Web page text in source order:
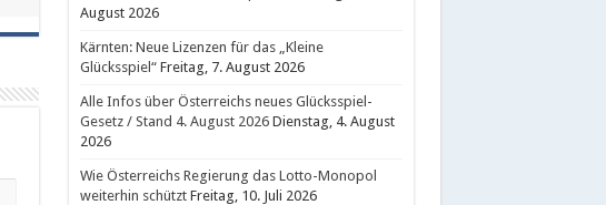
August 2026
Kärnten: Neue Lizenzen für das „Kleine
Glücksspiel“ Freitag, 7. August 2026
Alle Infos über Österreichs neues Glücksspiel-
Gesetz / Stand 4. August 2026 Dienstag, 4. August
2026
Wie Österreichs Regierung das Lotto-Monopol
weiterhin schützt Freitag, 10. Juli 2026